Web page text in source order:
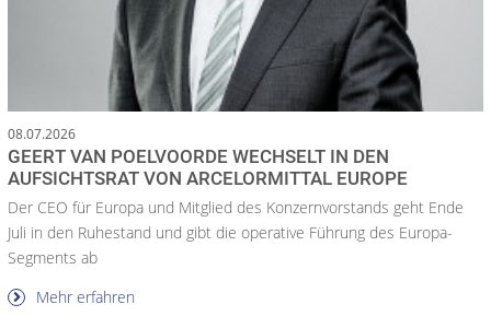
08.07.2026
GEERT VAN POELVOORDE WECHSELT IN DEN
AUFSICHTSRAT VON ARCELORMITTAL EUROPE
Der CEO für Europa und Mitglied des Konzernvorstands geht Ende
Juli in den Ruhestand und gibt die operative Führung des Europa-
Segments ab
Mehr erfahren